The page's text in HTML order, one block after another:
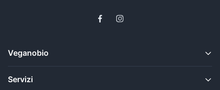
Veganobio
Servizi